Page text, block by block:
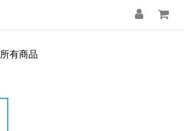
所有商品